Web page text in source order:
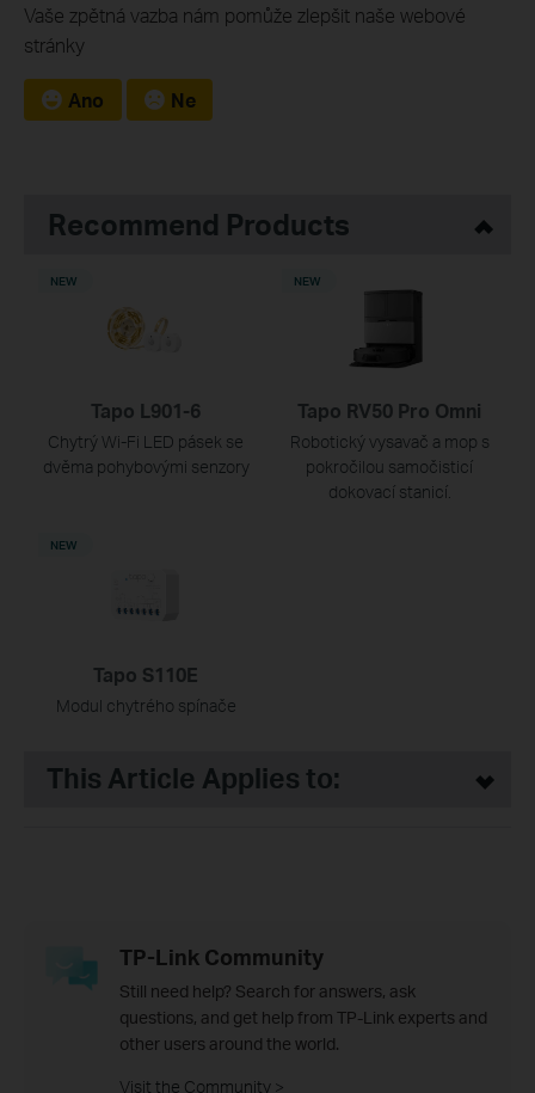
Vaše zpětná vazba nám pomůže zlepšit naše webové
stránky
Ano Ne
Recommend Products
Tapo L901-6
Chytrý Wi-Fi LED pásek se
dvěma pohybovými senzory
NEW
Tapo RV50 Pro Omni
Robotický vysavač a mop s
pokročilou samočisticí
dokovací stanicí.
NEW
Tapo S110E
Modul chytrého spínače
NEW
This Article Applies to:
TP-Link Community
Still need help? Search for answers, ask
questions, and get help from TP-Link experts and
other users around the world.
Visit the Community >